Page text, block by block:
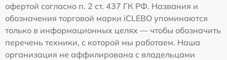
офертой согласно п. 2 ст. 437 ГК РФ. Названия и
обозначения торговой марки iCLEBO упоминаются
только в информационных целях — чтобы обозначить
перечень техники, с которой мы работаем. Наша
организация не аффилирована с владельцами